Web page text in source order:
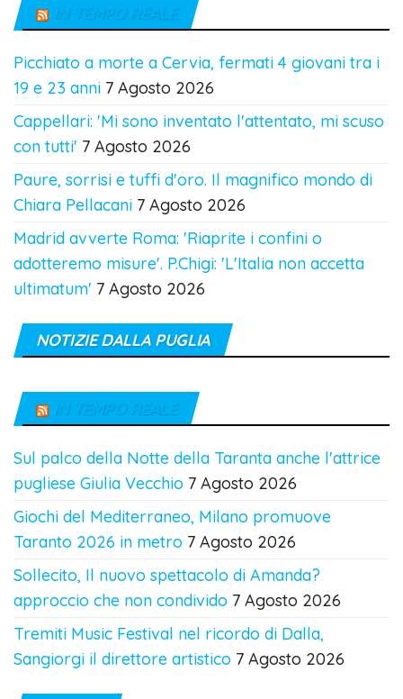
IN TEMPO REALE
Picchiato a morte a Cervia, fermati 4 giovani tra i
19 e 23 anni 7 Agosto 2026
Cappellari: 'Mi sono inventato l'attentato, mi scuso
con tutti' 7 Agosto 2026
Paure, sorrisi e tuffi d'oro. Il magnifico mondo di
Chiara Pellacani 7 Agosto 2026
Madrid avverte Roma: 'Riaprite i confini o
adotteremo misure'. P.Chigi: 'L'Italia non accetta
ultimatum' 7 Agosto 2026
NOTIZIE DALLA PUGLIA
IN TEMPO REALE
Sul palco della Notte della Taranta anche l'attrice
pugliese Giulia Vecchio 7 Agosto 2026
Giochi del Mediterraneo, Milano promuove
Taranto 2026 in metro 7 Agosto 2026
Sollecito, Il nuovo spettacolo di Amanda?
approccio che non condivido 7 Agosto 2026
Tremiti Music Festival nel ricordo di Dalla,
Sangiorgi il direttore artistico 7 Agosto 2026